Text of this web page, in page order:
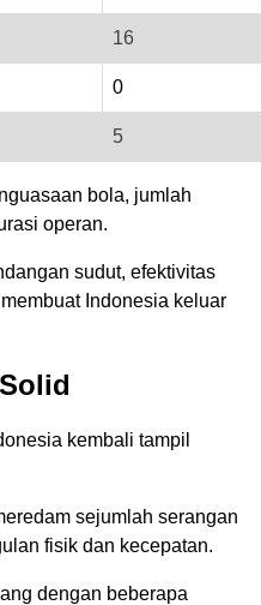
16
0
5
bola, jumlah
operan.
sudut, efektivitas
Indonesia keluar
kembali tampil
sejumlah serangan
fisik dan kecepatan.
dengan beberapa